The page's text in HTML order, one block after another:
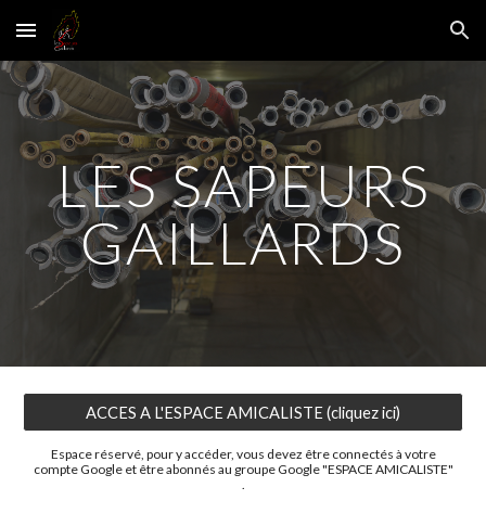
Skip to main content Skip to navigation
LES SAPEURS
GAILLARDS
ACCES A L'ESPACE AMICALISTE (cliquez ici)
Espace réservé, pour y accéder, vous devez être connectés à votre
compte Google et être abonnés au groupe Google "ESPACE AMICALISTE"
.